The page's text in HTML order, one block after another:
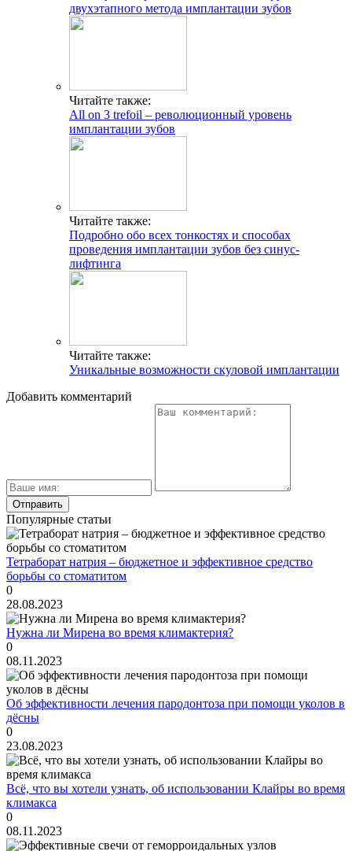
двухэтапного метода имплантации зубов
Читайте также:
All on 3 trefoil – революционный уровень
имплантации зубов
Читайте также:
Подробно обо всех тонкостях и способах
проведения имплантации зубов без синус-
лифтинга
Читайте также:
Уникальные возможности скуловой имплантации
Добавить комментарий
Популярные статьи
Тетраборат натрия – бюджетное и эффективное средство
борьбы со стоматитом
0
28.08.2023
Нужна ли Мирена во время климактерия?
0
08.11.2023
Об эффективности лечения пародонтоза при помощи уколов в
дёсны
0
23.08.2023
Всё, что вы хотели узнать, об использовании Клайры во время
климакса
0
08.11.2023